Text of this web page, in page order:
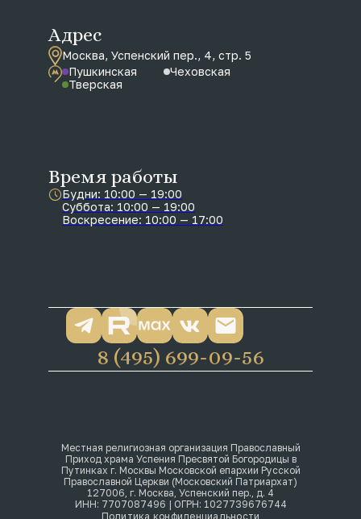
Местная религиозная организация Православный
Приход храма Успения Пресвятой Богородицы в
Путинках г. Москвы Московской епархии Русской
Православной Церкви (Московский Патриархат)
127006, г. Москва, Успенский пер., д. 4
ИНН: 7707087496 | ОГРН: 1027739676744
Политика конфиденциальности
8 (495) 699-09-56
Адрес
Москва, Успенский пер., 4, стр. 5
Пушкинская
Чеховская
Тверская
Время работы
Будни: 10:00 — 19:00
Суббота: 10:00 — 19:00
Воскресение: 10:00 — 17:00